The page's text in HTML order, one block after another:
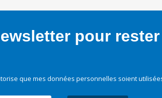
pour
que mes données personnelles soient